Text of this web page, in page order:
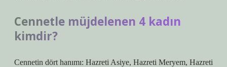
Cennetle müjdelenen 4 kadın
kimdir?
Cennetin dört hanımı: Hazreti Asiye, Hazreti Meryem, Hazreti